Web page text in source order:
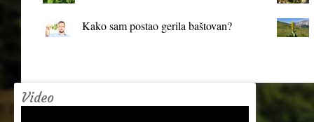
Kako sam postao gerila baštovan?
Video